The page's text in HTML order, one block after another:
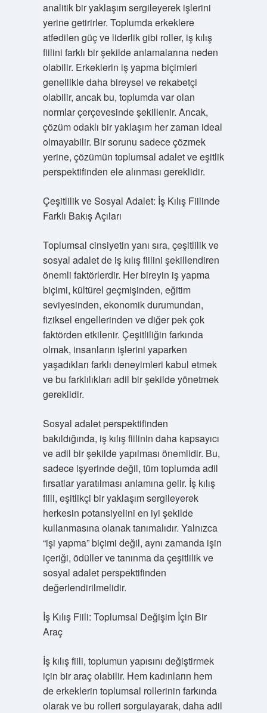
analitik bir yaklaşım sergileyerek işlerini
yerine getirirler. Toplumda erkeklere
atfedilen güç ve liderlik gibi roller, iş kılış
fiilini farklı bir şekilde anlamalarına neden
olabilir. Erkeklerin iş yapma biçimleri
genellikle daha bireysel ve rekabetçi
olabilir, ancak bu, toplumda var olan
normlar çerçevesinde şekillenir. Ancak,
çözüm odaklı bir yaklaşım her zaman ideal
olmayabilir. Bir sorunu sadece çözmek
yerine, çözümün toplumsal adalet ve eşitlik
perspektifinden ele alınması gereklidir.
Çeşitlilik ve Sosyal Adalet: İş Kılış Fiilinde
Farklı Bakış Açıları
Toplumsal cinsiyetin yanı sıra, çeşitlilik ve
sosyal adalet de iş kılış fiilini şekillendiren
önemli faktörlerdir. Her bireyin iş yapma
biçimi, kültürel geçmişinden, eğitim
seviyesinden, ekonomik durumundan,
fiziksel engellerinden ve diğer pek çok
faktörden etkilenir. Çeşitliliğin farkında
olmak, insanların işlerini yaparken
yaşadıkları farklı deneyimleri kabul etmek
ve bu farklılıkları adil bir şekilde yönetmek
gereklidir.
Sosyal adalet perspektifinden
bakıldığında, iş kılış fiilinin daha kapsayıcı
ve adil bir şekilde yapılması önemlidir. Bu,
sadece işyerinde değil, tüm toplumda adil
fırsatlar yaratılması anlamına gelir. İş kılış
fiili, eşitlikçi bir yaklaşım sergileyerek
herkesin potansiyelini en iyi şekilde
kullanmasına olanak tanımalıdır. Yalnızca
“işi yapma” biçimi değil, aynı zamanda işin
içeriği, ödüller ve tanınma da çeşitlilik ve
sosyal adalet perspektifinden
değerlendirilmelidir.
İş Kılış Fiili: Toplumsal Değişim İçin Bir
Araç
İş kılış fiili, toplumun yapısını değiştirmek
için bir araç olabilir. Hem kadınların hem
de erkeklerin toplumsal rollerinin farkında
olarak ve bu rolleri sorgulayarak, daha adil